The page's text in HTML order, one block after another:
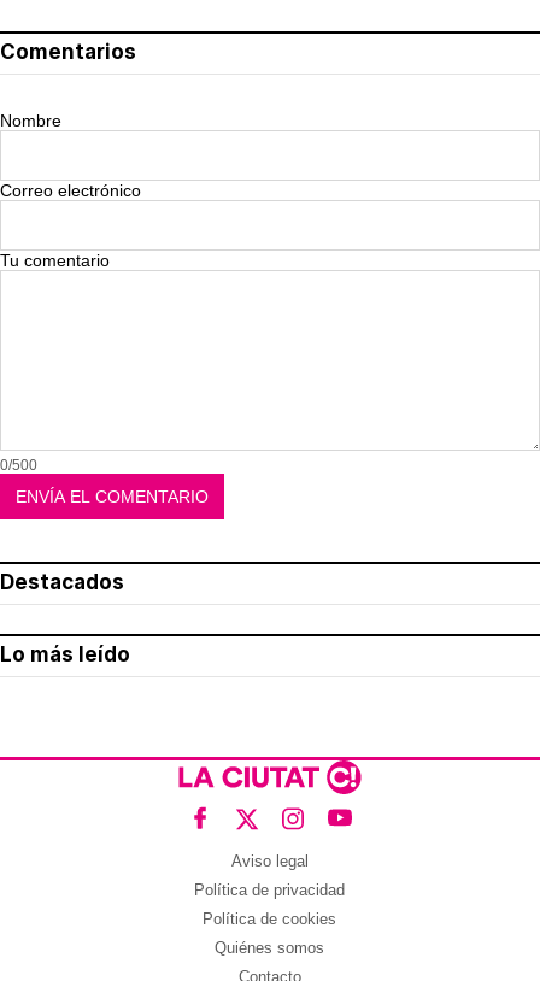
Comentarios
Nombre
Correo electrónico
Tu comentario
0/500
Destacados
Lo más leído
Aviso legal
Política de privacidad
Política de cookies
Quiénes somos
Contacto